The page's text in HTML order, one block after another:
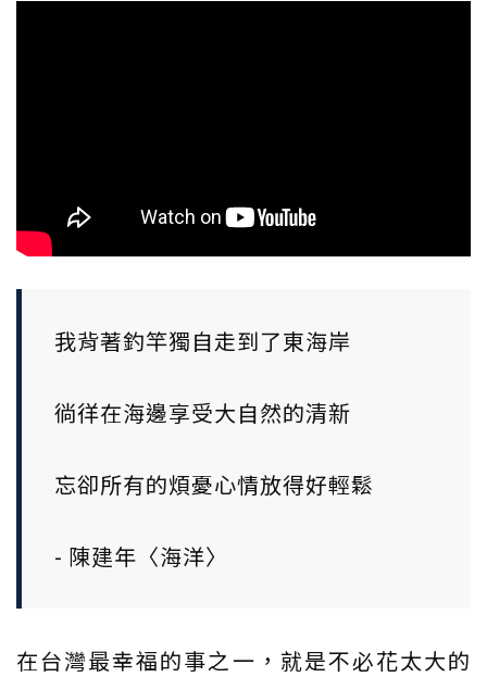
我背著釣竿獨自走到了東海岸
徜徉在海邊享受大自然的清新
忘卻所有的煩憂心情放得好輕鬆
- 陳建年〈海洋〉
在台灣最幸福的事之一，就是不必花太大的